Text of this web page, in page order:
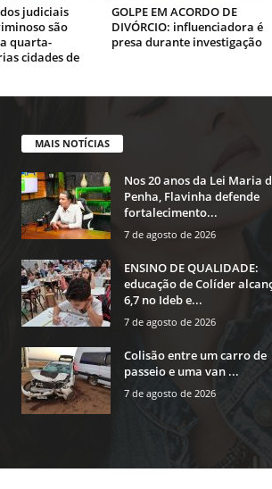
judiciais
são
quarta-
cidades de
GOLPE EM ACORDO DE
DIVÓRCIO: influenciadora é
presa durante investigação
MAIS NOTÍCIAS
Nos 20 anos da Lei Maria
Penha, Flavinha defende
fortalecimento...
7 de agosto de 2026
ENSINO DE QUALIDADE:
educação de Colíder
6,7 no Ideb e...
7 de agosto de 2026
Colisão entre um carro de
passeio e uma van ...
7 de agosto de 2026